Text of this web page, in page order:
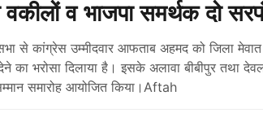
व भाजपा समर्थक दो
से कांग्रेस उम्मीदवार आफताब अहमद को जिला
का भरोसा दिलाया है। इसके अलावा बीबीपुर तथा
समारोह आयोजित किया।aftah